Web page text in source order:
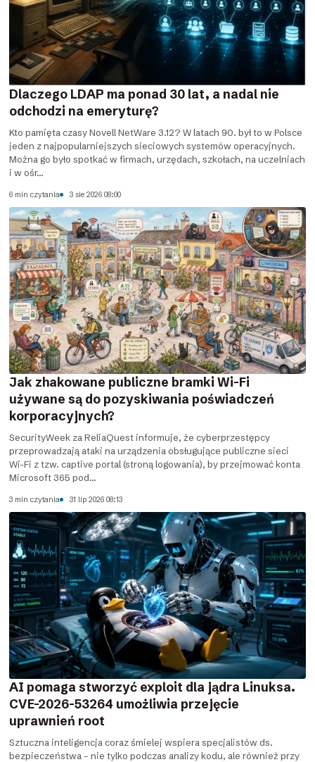
Dlaczego LDAP ma ponad 30 lat, a nadal nie
odchodzi na emeryturę?
Kto pamięta czasy Novell NetWare 3.12? W latach 90. był to w Polsce
jeden z najpopularniejszych sieciowych systemów operacyjnych.
Można go było spotkać w firmach, urzędach, szkołach, na uczelniach
i w ośr...
6 min czytania 3 sie 2026 08:00
Jak zhakowane publiczne bramki Wi-Fi
używane są do pozyskiwania poświadczeń
korporacyjnych?
SecurityWeek za ReliaQuest informuje, że cyberprzestępcy
przeprowadzają ataki na urządzenia obsługujące publiczne sieci
Wi-Fi z tzw. captive portal (stroną logowania), by przejmować konta
Microsoft 365 pod...
3 min czytania 31 lip 2026 08:13
AI pomaga stworzyć exploit dla jądra Linuksa.
CVE-2026-53264 umożliwia przejęcie
uprawnień root
Sztuczna inteligencja coraz śmielej wspiera specjalistów ds.
bezpieczeństwa – nie tylko podczas analizy kodu, ale również przy